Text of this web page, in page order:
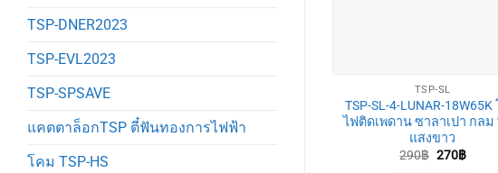
TSP-DNER2023
TSP-EVL2023
TSP-SPSAVE
แคตตาล็อกTSP ตี๋ฟันทองการไฟฟ้า
โคม TSP-HS
TSP-SL
TSP-SL-4-LUNAR-18W65K
ไฟติดเพดาน ซาลาเปา กลม
แสงขาว
290฿ Original
270฿